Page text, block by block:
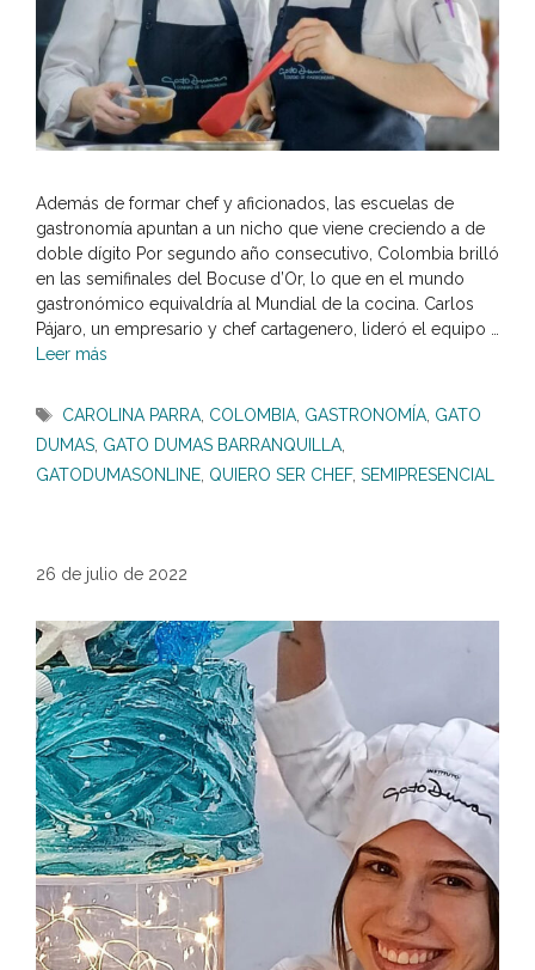
Además de formar chef y aficionados, las escuelas de
gastronomía apuntan a un nicho que viene creciendo a de
doble dígito Por segundo año consecutivo, Colombia brilló
en las semifinales del Bocuse d’Or, lo que en el mundo
gastronómico equivaldría al Mundial de la cocina. Carlos
Pájaro, un empresario y chef cartagenero, lideró el equipo …
Leer más
Etiquetas
CAROLINA PARRA COLOMBIA GASTRONOMÍA GATO
DUMAS GATO DUMAS BARRANQUILLA
GATODUMASONLINE QUIERO SER CHEF, SEMIPRESENCIAL
26 de julio de 2022